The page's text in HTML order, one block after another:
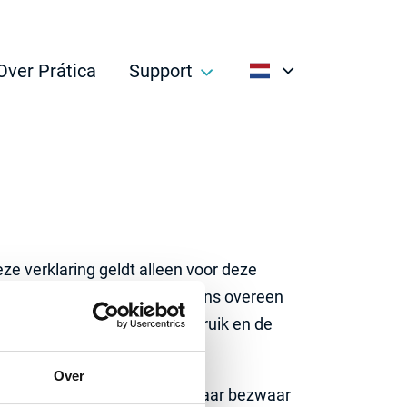
Over
Prática Support
Culinaire ondersteuning
Contact
verklaring geldt alleen voor deze
te bezoeken kom je met ons overeen
met het gebruik en de
ze zijn verzameld. Als je daar bezwaar